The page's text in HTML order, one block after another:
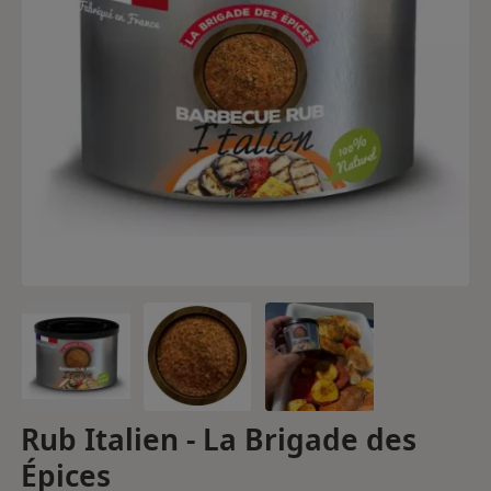
Rub Italien - La Brigade des
Épices